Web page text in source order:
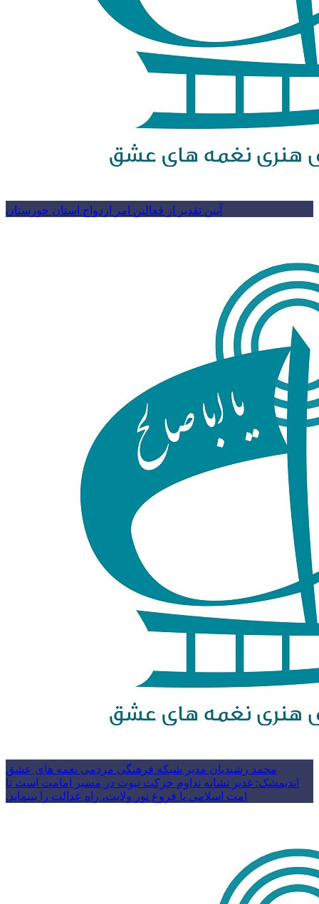
آیین تقدیر از فعالین امر ازدواج استان خوزستان
محمد رشیدیان مدیر شبکه فرهنگی مردمی نغمه های عشق
اندیمشک: غدیر نشانه تداوم حرکت نبوت در مسیر امامت است تا
امت اسلامی با فروغ نور ولایت، راه عدالت را بپیماید.